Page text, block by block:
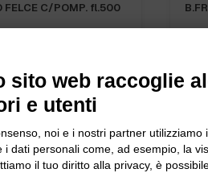
FELCE C/POMP. fl.500
Bogliano Srl
sito web raccoglie
e utenti
noi e i nostri partner
i dati personali come, ad esempio, la
il tuo diritto alla privacy, è